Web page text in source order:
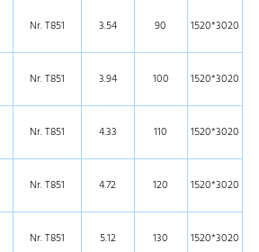
Nr. T851 3.54 90 1520*3020
Nr. T851 3.94 100 1520*3020
Nr. T851 4.33 110 1520*3020
Nr. T851 4.72 120 1520*3020
Nr. T851 5.12 130 1520*3020